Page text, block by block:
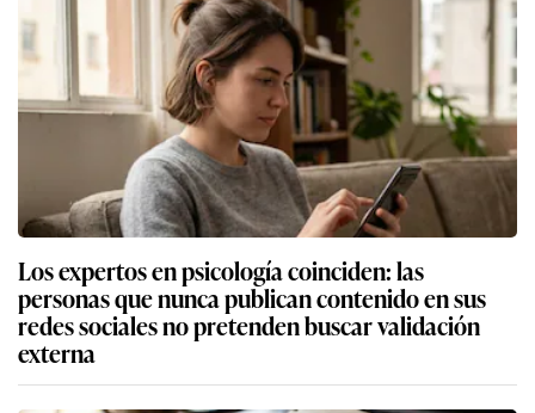
Los expertos en psicología coinciden: las
personas que nunca publican contenido en sus
redes sociales no pretenden buscar validación
externa